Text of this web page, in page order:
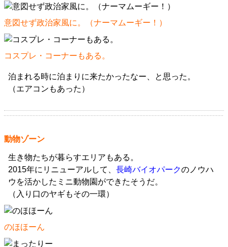
意図せず政治家風に。（ナーマムーギー！ ）
コスプレ・コーナーもある。
泊まれる時に泊まりに来たかったなー、と思った。
（エアコンもあった）
動物ゾーン
生き物たちが暮らすエリアもある。
2015年にリニューアルして、 長崎バイオパークのノウハ
ウを活かしたミニ動物園ができたそうだ。
（入り口のヤギもその一環）
のほほーん